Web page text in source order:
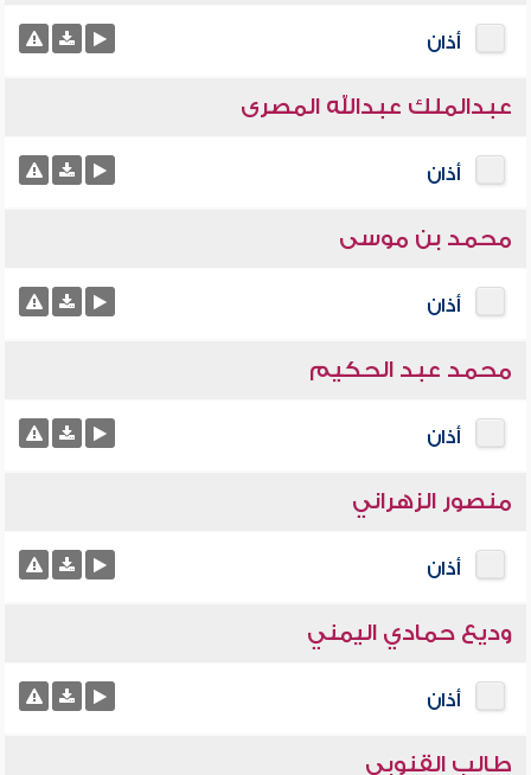
أذان
عبدالملك عبدالله المصرى
أذان
محمد بن موسى
أذان
محمد عبد الحكيم
أذان
منصور الزهراني
أذان
وديع حمادي اليمني
أذان
طالب القنوبي